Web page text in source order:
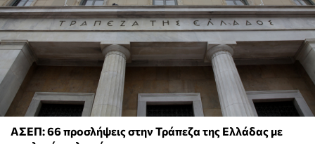
ΑΣΕΠ: 66 προσλήψεις στην Τράπεζα της Ελλάδας με